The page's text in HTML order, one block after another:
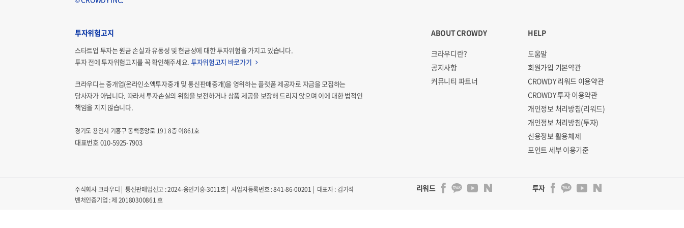
ABOUT CROWDY
크라우디란?
공지사항
커뮤니티 파트너
HELP
도움말
회원가입 기본약관
CROWDY 리워드 이용약관
CROWDY 투자 이용약관
개인정보 처리방침(리워드)
개인정보 처리방침(투자)
신용정보 활용체제
포인트 세부 이용기준
투자위험고지
스타트업 투자는 원금 손실과 유동성 및 현금성에 대한 투자위험을 가지고 있습니다.
투자 전에 투자위험고지를 꼭 확인해주세요. 투자위험고지 바로가기
크라우디는 중개업(온라인소액투자중개 및 통신판매중개)을 영위하는 플랫폼 제공자로 자금을 모집하는
당사자가 아닙니다. 따라서 투자손실의 위험을 보전하거나 상품 제공을 보장해 드리지 않으며 이에 대한 법적인
책임을 지지 않습니다.
경기도 용인시 기흥구 동백중앙로 191 8층 이861호
대표번호 010-5925-7903
리워드 투자
주식회사 크라우디 | 통신판매업신고 : 2024-용인기흥-3011호 | 사업자등록번호 : 841-86-00201 | 대표자 : 김기석
벤처인증기업 : 제 20180300861 호